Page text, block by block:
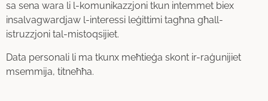
sa sena wara li l-komunikazzjoni tkun intemmet biex
insalvagwardjaw l-interessi leġittimi tagħna għall-
istruzzjoni tal-mistoqsijiet.
Data personali li ma tkunx meħtieġa skont ir-raġunijiet
msemmija, titneħħa.